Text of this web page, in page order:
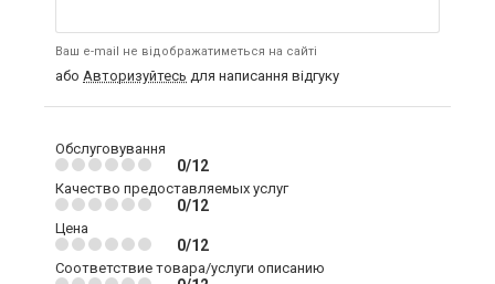
Ваш e-mail не відображатиметься на сайті
або Авторизуйтесь для написання відгуку
Обслуговування
0/12
Качество предоставляемых услуг
0/12
Цена
0/12
Соответствие товара/услуги описанию